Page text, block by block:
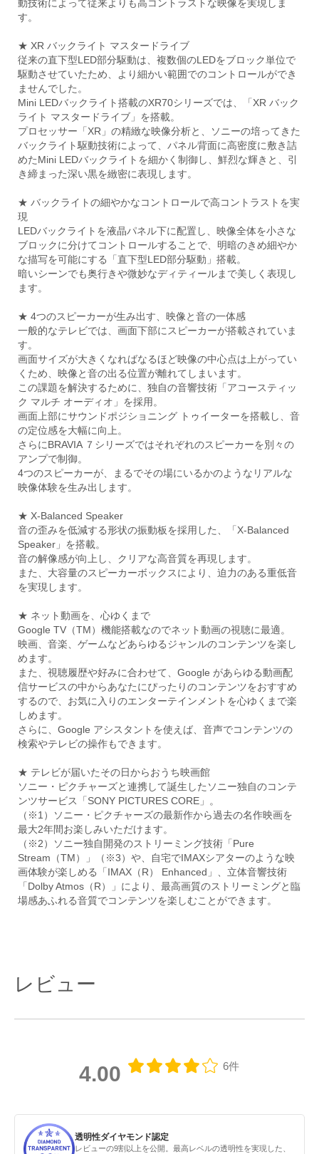
動技術によって従来よりも高コントラストな映像を実現しま
す。
★ XR バックライト マスタードライブ
従来の直下型LED部分駆動は、複数個のLEDをブロック単位で
駆動させていたため、より細かい範囲でのコントロールができ
ませんでした。
Mini LEDバックライト搭載のXR70シリーズでは、「XR バック
ライト マスタードライブ」を搭載。
プロセッサー「XR」の精緻な映像分析と、ソニーの培ってきた
バックライト駆動技術によって、パネル背面に高密度に敷き詰
めたMini LEDバックライトを細かく制御し、鮮烈な輝きと、引
き締まった深い黒を緻密に表現します。
★ バックライトの細やかなコントロールで高コントラストを実
現
LEDバックライトを液晶パネル下に配置し、映像全体を小さな
ブロックに分けてコントロールすることで、明暗のきめ細やか
な描写を可能にする「直下型LED部分駆動」搭載。
暗いシーンでも奥行きや微妙なディティールまで美しく表現し
ます。
★ 4つのスピーカーが生み出す、映像と音の一体感
一般的なテレビでは、画面下部にスピーカーが搭載されていま
す。
画面サイズが大きくなればなるほど映像の中心点は上がってい
くため、映像と音の出る位置が離れてしまいます。
この課題を解決するために、独自の音響技術「アコースティッ
ク マルチ オーディオ」を採用。
画面上部にサウンドポジショニング トゥイーターを搭載し、音
の定位感を大幅に向上。
さらにBRAVIA ７シリーズではそれぞれのスピーカーを別々の
アンプで制御。
4つのスピーカーが、まるでその場にいるかのようなリアルな
映像体験を生み出します。
★ X-Balanced Speaker
音の歪みを低減する形状の振動板を採用した、「X-Balanced
Speaker」を搭載。
音の解像感が向上し、クリアな高音質を再現します。
また、大容量のスピーカーボックスにより、迫力のある重低音
を実現します。
★ ネット動画を、心ゆくまで
Google TV（TM）機能搭載なのでネット動画の視聴に最適。
映画、音楽、ゲームなどあらゆるジャンルのコンテンツを楽し
めます。
また、視聴履歴や好みに合わせて、Google があらゆる動画配
信サービスの中からあなたにぴったりのコンテンツをおすすめ
するので、お気に入りのエンターテインメントを心ゆくまで楽
しめます。
さらに、Google アシスタントを使えば、音声でコンテンツの
検索やテレビの操作もできます。
★ テレビが届いたその日からおうち映画館
ソニー・ピクチャーズと連携して誕生したソニー独自のコンテ
ンツサービス「SONY PICTURES CORE」。
（※1）ソニー・ピクチャーズの最新作から過去の名作映画を
最大2年間お楽しみいただけます。
（※2）ソニー独自開発のストリーミング技術「Pure
Stream（TM）」（※3）や、自宅でIMAXシアターのような映
画体験が楽しめる「IMAX（R） Enhanced」、立体音響技術
「Dolby Atmos（R）」により、最高画質のストリーミングと臨
場感あふれる音質でコンテンツを楽しむことができます。
レビュー
4.00 6件
透明性ダイヤモンド認定
レビューの9割以上を公開。最高レベルの透明性を実現した、